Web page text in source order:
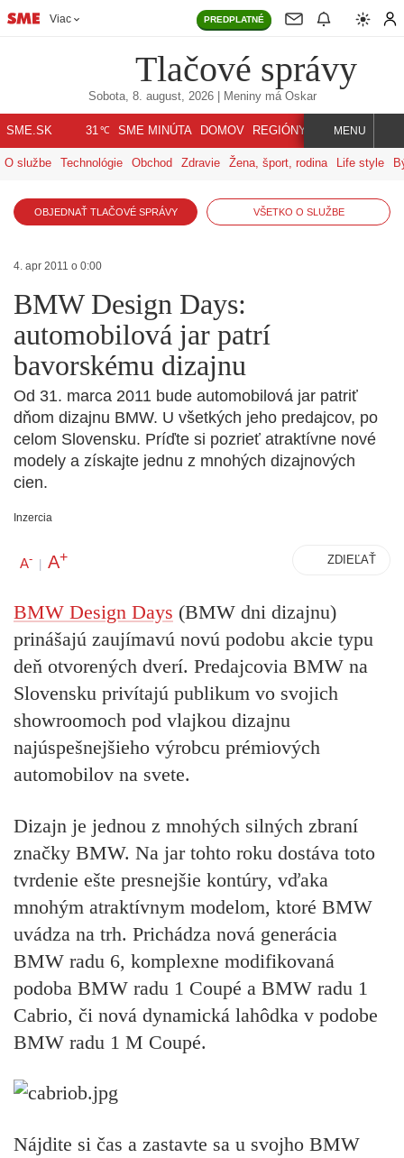
Viac PREDPLATNÉ
Tlačové správy
Sobota, 8. august, 2026| Meniny má Oskar
SME.SK 31℃ SME MINÚTA DOMOV REGIÓNY INDEX SVET
MENU
O službe Technológie Obchod Zdravie Žena, šport, rodina Life style
OBJEDNAŤ TLAČOVÉ SPRÁVY VŠETKO O SLUŽBE
4. apr 2011 o 0:00
BMW Design Days:
automobilová jar patrí
bavorskému dizajnu
Od 31. marca 2011 bude automobilová jar patriť
dňom dizajnu BMW. U všetkých jeho predajcov, po
celom Slovensku. Príďte si pozrieť atraktívne nové
modely a získajte jednu z mnohých dizajnových
cien.
Inzercia
A- | A+ ZDIEĽAŤ
BMW Design Days (BMW dni dizajnu)
prinášajú zaujímavú novú podobu akcie typu
deň otvorených dverí. Predajcovia BMW na
Slovensku privítajú publikum vo svojich
showroomoch pod vlajkou dizajnu
najúspešnejšieho výrobcu prémiových
automobilov na svete.
Dizajn je jednou z mnohých silných zbraní
značky BMW. Na jar tohto roku dostáva toto
tvrdenie ešte presnejšie kontúry, vďaka
mnohým atraktívnym modelom, ktoré BMW
uvádza na trh. Prichádza nová generácia
BMW radu 6, komplexne modifikovaná
podoba BMW radu 1 Coupé a BMW radu 1
Cabrio, či nová dynamická lahôdka v podobe
BMW radu 1 M Coupé.
Nájdite si čas a zastavte sa u svojho BMW